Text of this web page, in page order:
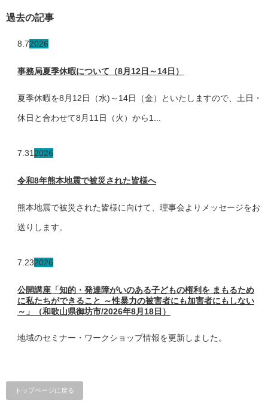
過去の記事
8.72026
事務局夏季休暇について（8月12日～14日）
夏季休暇を8月12日（水)～14日（金）といたしますので、土日・
休日と合わせて8月11日（火）から1...
7.31 2026
令和8年熊本地震で被災された皆様へ
熊本地震で被災された皆様に向けて、理事会よりメッセージをお
送りします。
7.232026
公開講座「知的・発達障がいのある子どもの権利を まもるため
に私たちができること ～性暴力の被害者にも加害者にもしない
～」（和歌山県御坊市/2026年8月18日）
地域のセミナー・ワークショップ情報を更新しました。
トップページに戻る